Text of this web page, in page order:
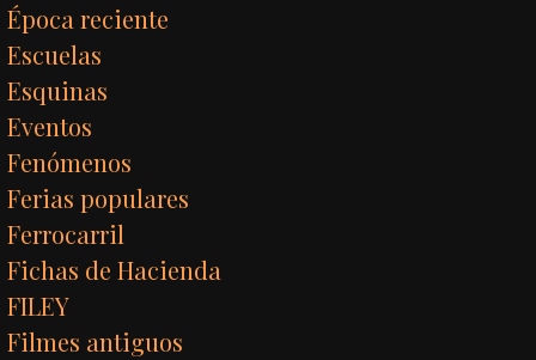
Época reciente
Escuelas
Esquinas
Eventos
Fenómenos
Ferias populares
Ferrocarril
Fichas de Hacienda
FILEY
Filmes antiguos